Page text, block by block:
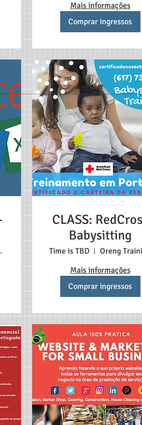
Mais informações
Comprar ingressos
CLASS:
Babysitting
Time is TBD
Oreng
Mais informações
Comprar ingressos